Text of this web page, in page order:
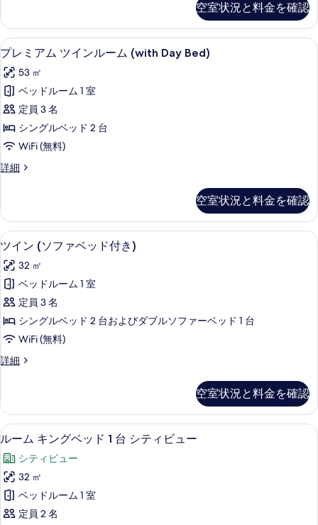
ン
グ
ベ
ッ
ド
1
台
(with
Day
Bed)
す
べ
て
の
写
真
を
表
示
ム
ル
ー
キ
ン
グ
ベ
ッ
ド
台
の
詳
細
空室状況と料金を確認
プ
レ
ミ
ア
ム
ツ
ン
ー
ム
(with
Day
Bed)
の
す
べ
て
真
を
表
示
す
る
プレミアム ツインルーム (with Day
21
プレミアム ツインルーム (with Day Bed)
53 ㎡
ベッドルーム 1 室
定員 3 名
シングルベッド 2 台
WiFi (無料)
詳細
プ
ム
ツ
イ
ル
ー
ム
(with
Day
Bed)
の
詳
空室状況と料金を確認
ツ
イ
ン
(ソ
フ
ァ
ッ
付
き)
の
す
べ
て
の
セーフティボックス (室内)、デスク
19
ツイン (ソファベッド付き)
32 ㎡
ベッドルーム 1 室
定員 3 名
シングルベッド 2 台およびダブルソファーベッド 1 台
WiFi (無料)
詳細
ツ
フ
ァ
ベ
ド
付
き)
の
詳
空室状況と料金を確認
ル
ー
ム
キ
ン
ルーム キングベッド 1 台 シティビ
21
ルーム キングベッド 1 台 シティビュー
シティビュー
32 ㎡
ベッドルーム 1 室
定員 2 名